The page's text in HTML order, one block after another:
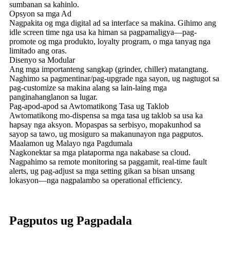
sumbanan sa kahinlo.
Opsyon sa mga Ad
Nagpakita og mga digital ad sa interface sa makina. Gihimo ang
idle screen time nga usa ka himan sa pagpamaligya—pag-
promote og mga produkto, loyalty program, o mga tanyag nga
limitado ang oras.
Disenyo sa Modular
Ang mga importanteng sangkap (grinder, chiller) matangtang.
Naghimo sa pagmentinar/pag-upgrade nga sayon, ug nagtugot sa
pag-customize sa makina alang sa lain-laing mga
panginahanglanon sa lugar.
Pag-apod-apod sa Awtomatikong Tasa ug Taklob
Awtomatikong mo-dispensa sa mga tasa ug taklob sa usa ka
hapsay nga aksyon. Mopaspas sa serbisyo, mopakunhod sa
sayop sa tawo, ug mosiguro sa makanunayon nga pagputos.
Maalamon ug Malayo nga Pagdumala
Nagkonektar sa mga plataporma nga nakabase sa cloud.
Nagpahimo sa remote monitoring sa paggamit, real-time fault
alerts, ug pag-adjust sa mga setting gikan sa bisan unsang
lokasyon—nga nagpalambo sa operational efficiency.
Pagputos ug Pagpadala